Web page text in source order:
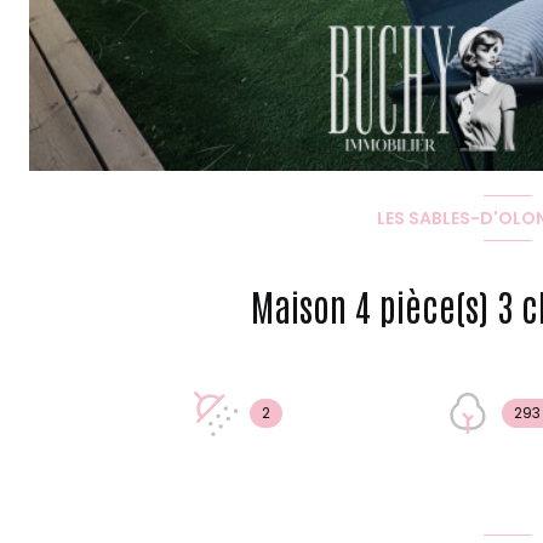
LES SABLES-
2 293